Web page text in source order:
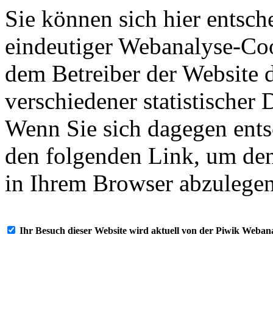
Sie können sich hier
eindeutiger Webanalyse-
dem Betreiber der Website
verschiedener statistischer
Wenn Sie sich dagegen
den folgenden Link, um
in Ihrem Browser
Ihr Besuch dieser Website wird aktuell von der Piwik